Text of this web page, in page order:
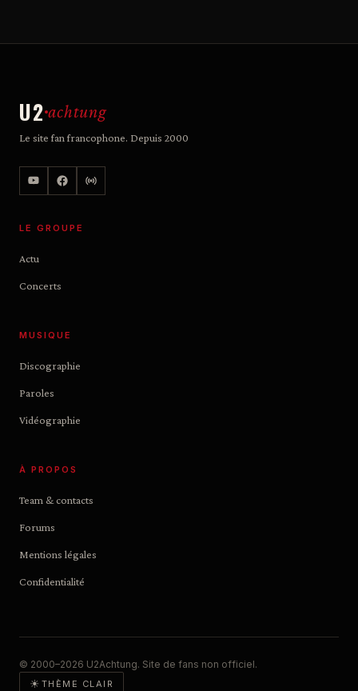
U2 achtung
Le site fan francophone. Depuis 2000
LE GROUPE
Actu
Concerts
MUSIQUE
Discographie
Paroles
Vidéographie
À PROPOS
Team & contacts
Forums
Mentions légales
Confidentialité
© 2000–2026 U2Achtung. Site de fans non officiel.
☀ THÈME CLAIR